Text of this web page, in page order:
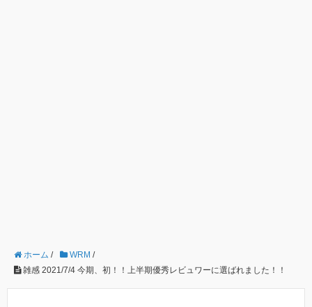
ホーム / WRM /
雑感 2021/7/4 今期、初！！上半期優秀レビュワーに選ばれました！！